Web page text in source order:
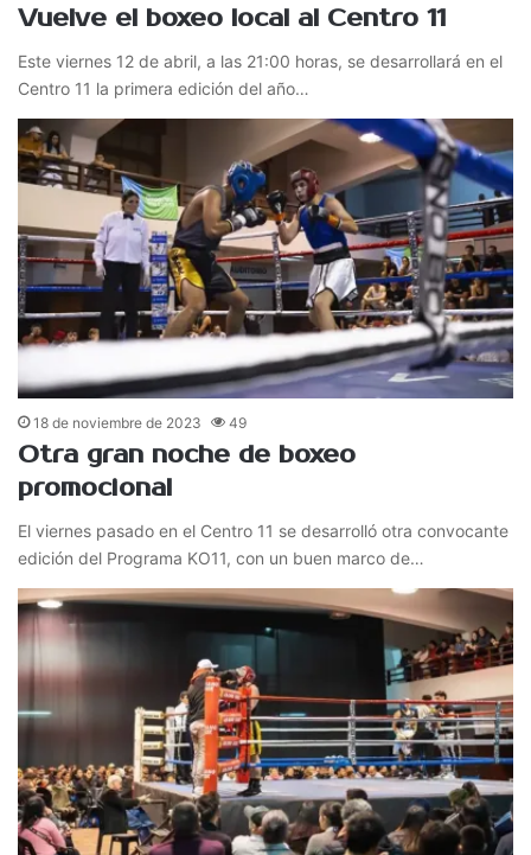
Vuelve el boxeo local al Centro 11
Este viernes 12 de abril, a las 21:00 horas, se desarrollará en el
Centro 11 la primera edición del año…
18 de noviembre de 2023 49
Otra gran noche de boxeo
promocional
El viernes pasado en el Centro 11 se desarrolló otra convocante
edición del Programa KO11, con un buen marco de…